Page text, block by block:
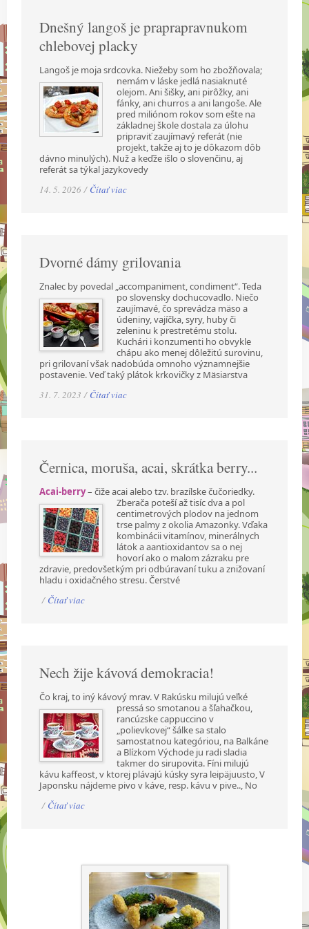
Dnešný langoš je praprapravnukom
chlebovej placky
Langoš je moja srdcovka. Niežeby som ho zbožňovala;
nemám v láske jedlá nasiaknuté
olejom. Ani šišky, ani pirôžky, ani
fánky, ani churros a ani langoše. Ale
pred miliónom rokov som ešte na
základnej škole dostala za úlohu
pripraviť zaujímavý referát (nie
projekt, takže aj to je dôkazom dôb
dávno minulých). Nuž a keďže išlo o slovenčinu, aj
referát sa týkal jazykovedy
14. 5. 2026 / Čítať viac
Dvorné dámy grilovania
Znalec by povedal „accompaniment, condiment“. Teda
po slovensky dochucovadlo. Niečo
zaujímavé, čo sprevádza mäso a
údeniny, vajíčka, syry, huby či
zeleninu k prestretému stolu.
Kuchári i konzumenti ho obvykle
chápu ako menej dôležitú surovinu,
pri grilovaní však nadobúda omnoho významnejšie
postavenie. Veď taký plátok krkovičky z Mäsiarstva
31. 7. 2023 / Čítať viac
Černica, moruša, acai, skrátka berry...
Acai-berry– čiže acai alebo tzv. brazílske čučoriedky.
Zberača poteší až tisíc dva a pol
centimetrových plodov na jednom
trse palmy z okolia Amazonky. Vďaka
kombinácii vitamínov, minerálnych
látok a aantioxidantov sa o nej
hovorí ako o malom zázraku pre
zdravie, predovšetkým pri odbúravaní tuku a znižovaní
hladu i oxidačného stresu. Čerstvé
/ Čítať viac
Nech žije kávová demokracia!
Čo kraj, to iný kávový mrav. V Rakúsku milujú veľké
pressá so smotanou a šľahačkou,
rancúzske cappuccino v
„polievkovej“ šálke sa stalo
samostatnou kategóriou, na Balkáne
a Blízkom Východe ju radi sladia
takmer do sirupovita. Fíni milujú
kávu kaffeost, v ktorej plávajú kúsky syra leipäjuusto, V
Japonsku nájdeme pivo v káve, resp. kávu v pive.., No
/ Čítať viac